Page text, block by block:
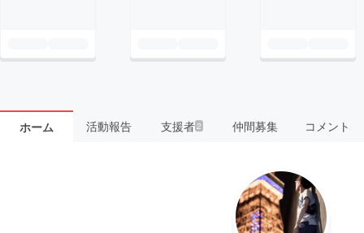
ホーム 活動報告 支援者2 仲間募集 コメント